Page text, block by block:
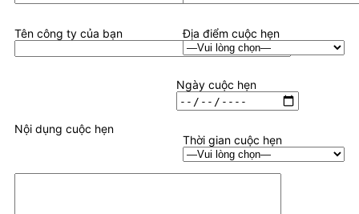
Tên công ty của bạn Địa điểm cuộc hẹn
Ngày cuộc hẹn
Thời gian cuộc hẹn
Nội dụng cuộc hẹn